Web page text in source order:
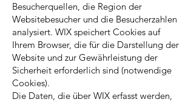
Besucherquellen, die Region der
Websitebesucher und die Besucherzahlen
analysiert. WIX speichert Cookies auf
Ihrem Browser, die für die Darstellung der
Website und zur Gewährleistung der
Sicherheit erforderlich sind (notwendige
Cookies).
Die Daten, die über WIX erfasst werden,